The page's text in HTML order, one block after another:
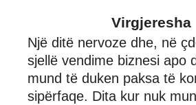
Virgjeresha
Një ditë nervoze dhe, në
sjellë vendime biznesi apo
mund të duken paksa të
sipërfaqe. Dita kur nuk